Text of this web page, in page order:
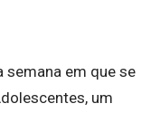
semana em que se
um